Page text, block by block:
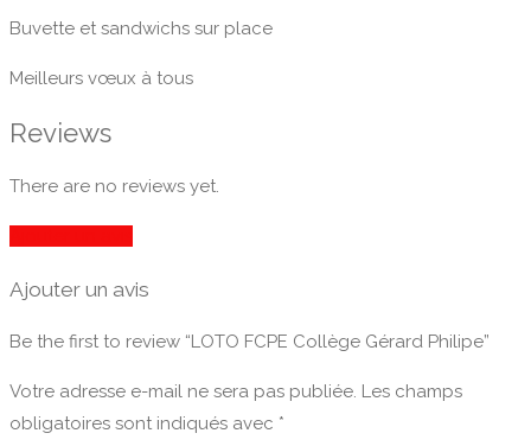
Buvette et sandwichs sur place
Meilleurs vœux à tous
Reviews
There are no reviews yet.
Ajouter un avis
Be the first to review “LOTO FCPE Collège Gérard Philipe”
Votre adresse e-mail ne sera pas publiée. Les champs
obligatoires sont indiqués avec *